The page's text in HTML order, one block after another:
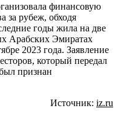
финансовую
за рубеж, обходя
годы жила на две
Арабских Эмиратах
2023 года. Заявление
который передал
признан
Источник: iz.ru